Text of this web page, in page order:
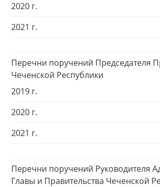
2020 г.
2021 г.
Перечни поручений Председателя
Чеченской Республики
2019 г.
2020 г.
2021 г.
Перечни поручений Руководителя
Главы и Правительства Чеченской